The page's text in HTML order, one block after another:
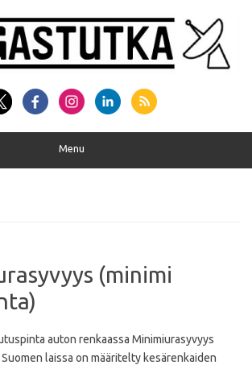
Menu
(minimi
auton renkaassa Minimiurasyvyys
laissa on määritelty kesärenkaiden